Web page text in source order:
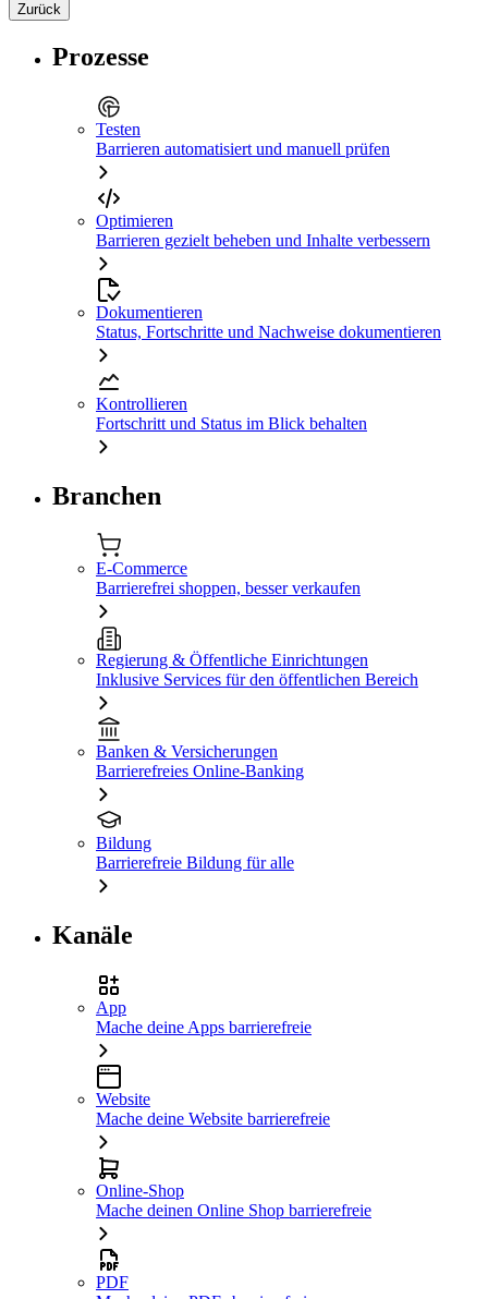
Zurück
Prozesse
Testen
Barrieren automatisiert und manuell prüfen
Optimieren
Barrieren gezielt beheben und Inhalte verbessern
Dokumentieren
Status, Fortschritte und Nachweise dokumentieren
Kontrollieren
Fortschritt und Status im Blick behalten
Branchen
E-Commerce
Barrierefrei shoppen, besser verkaufen
Regierung & Öffentliche Einrichtungen
Inklusive Services für den öffentlichen Bereich
Banken & Versicherungen
Barrierefreies Online-Banking
Bildung
Barrierefreie Bildung für alle
Kanäle
App
Mache deine Apps barrierefreie
Website
Mache deine Website barrierefreie
Online-Shop
Mache deinen Online Shop barrierefreie
PDF